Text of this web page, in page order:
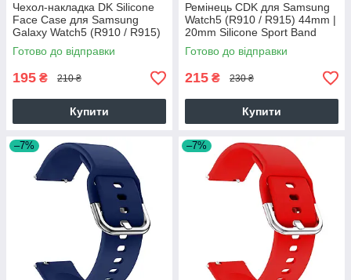
Чехол-накладка DK Silicone
Face Case для Samsung
Galaxy Watch5 (R910 / R915)
44mm (015081) (silver)
Готово до відправки
195 ₴ 210 ₴
Купити
Ремінець CDK для Samsung
Watch5 (R910 / R915) 44mm |
20mm Silicone Sport Band
(011908) (pink)
Готово до відправки
215 ₴ 230 ₴
Купити
–7% –7%